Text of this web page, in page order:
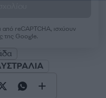
από reCAPTCHA, ισχύουν
της Google.